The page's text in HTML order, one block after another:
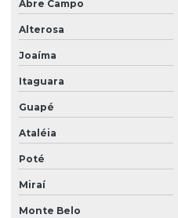
Abre Campo
Alterosa
Joaíma
Itaguara
Guapé
Ataléia
Poté
Miraí
Monte Belo